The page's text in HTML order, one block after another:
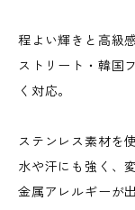
程よい輝きと高級
ストリート・韓国
く対応。
ステンレス素材を
水や汗にも強く、
金属アレルギーが